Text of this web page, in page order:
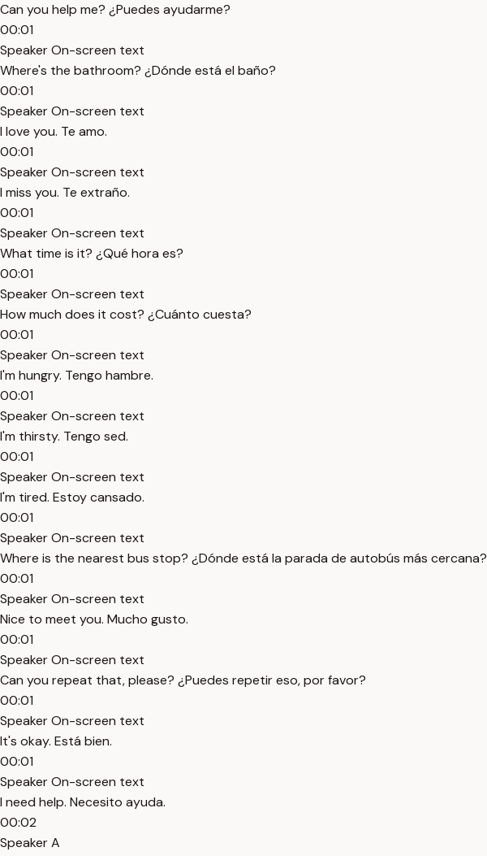
Can you help me? ¿Puedes ayudarme?
00:01
Speaker On-screen text
Where's the bathroom? ¿Dónde está el baño?
00:01
Speaker On-screen text
I love you. Te amo.
00:01
Speaker On-screen text
I miss you. Te extraño.
00:01
Speaker On-screen text
What time is it? ¿Qué hora es?
00:01
Speaker On-screen text
How much does it cost? ¿Cuánto cuesta?
00:01
Speaker On-screen text
I'm hungry. Tengo hambre.
00:01
Speaker On-screen text
I'm thirsty. Tengo sed.
00:01
Speaker On-screen text
I'm tired. Estoy cansado.
00:01
Speaker On-screen text
Where is the nearest bus stop? ¿Dónde está la parada de autobús más cercana?
00:01
Speaker On-screen text
Nice to meet you. Mucho gusto.
00:01
Speaker On-screen text
Can you repeat that, please? ¿Puedes repetir eso, por favor?
00:01
Speaker On-screen text
It's okay. Está bien.
00:01
Speaker On-screen text
I need help. Necesito ayuda.
00:02
Speaker A